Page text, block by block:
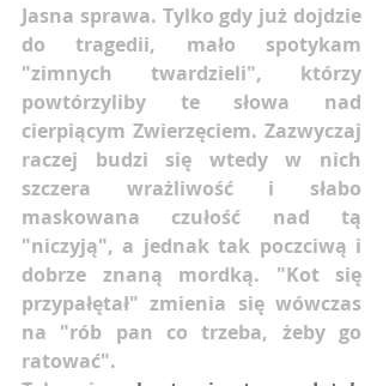
Jasna sprawa. Tylko gdy już dojdzie
do tragedii, mało spotykam
"zimnych twardzieli", którzy
powtórzyliby te słowa nad
cierpiącym Zwierzęciem. Zazwyczaj
raczej budzi się wtedy w nich
szczera wrażliwość i słabo
maskowana czułość nad tą
"niczyją", a jednak tak poczciwą i
dobrze znaną mordką. "Kot się
przypałętał" zmienia się wówczas
na "rób pan co trzeba, żeby go
ratować".